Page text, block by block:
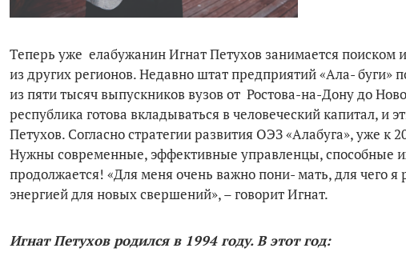
Теперь уже елабужанин Игнат Петухов занимается
из других регионов. Недавно штат предприятий «Ала- буги»
из пяти тысяч выпускников вузов от Ростова-на-Дону до
республика готова вкладываться в человеческий капитал, и
Петухов. Согласно стратегии развития ОЭЗ «Алабуга», уже
Нужны современные, эффективные управленцы, способные
продолжается! «Для меня очень важно пони- мать, для чего
энергией для новых свершений», – говорит Игнат.
Игнат Петухов родился в 1994 году. В этот год: